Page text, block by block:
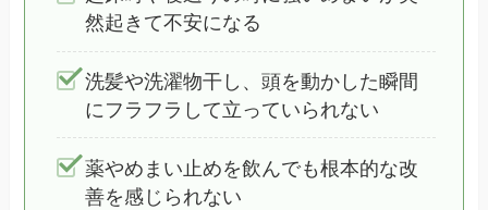
然起きて不安になる
洗髪や洗濯物干し、頭を動かした瞬間
にフラフラして立っていられない
薬やめまい止めを飲んでも根本的な改
善を感じられない